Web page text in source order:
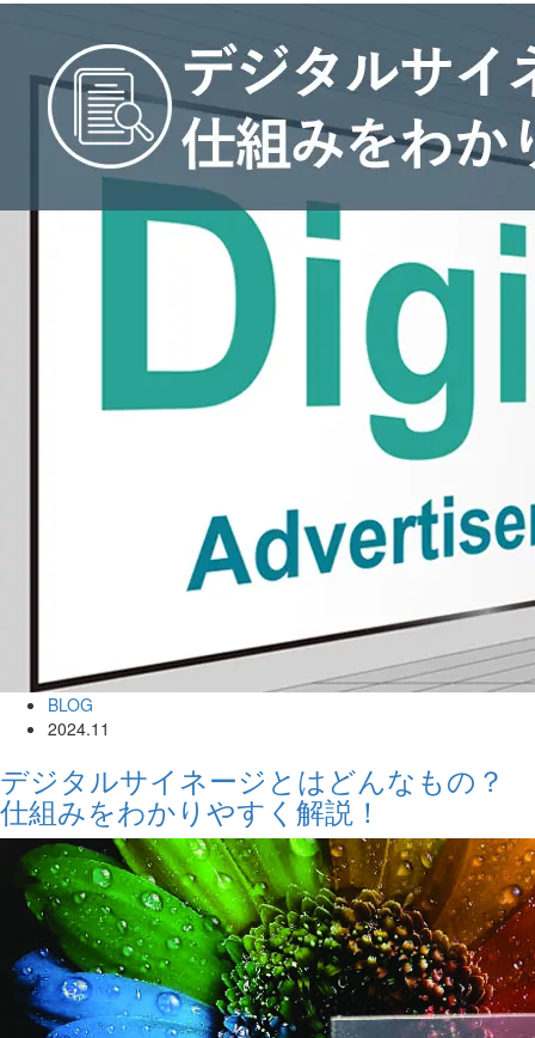
BLOG
2024.11
デジタルサイネージとはどんなもの？
仕組みをわかりやすく解説！